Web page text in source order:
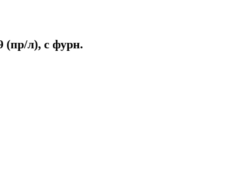
л), с фурн.